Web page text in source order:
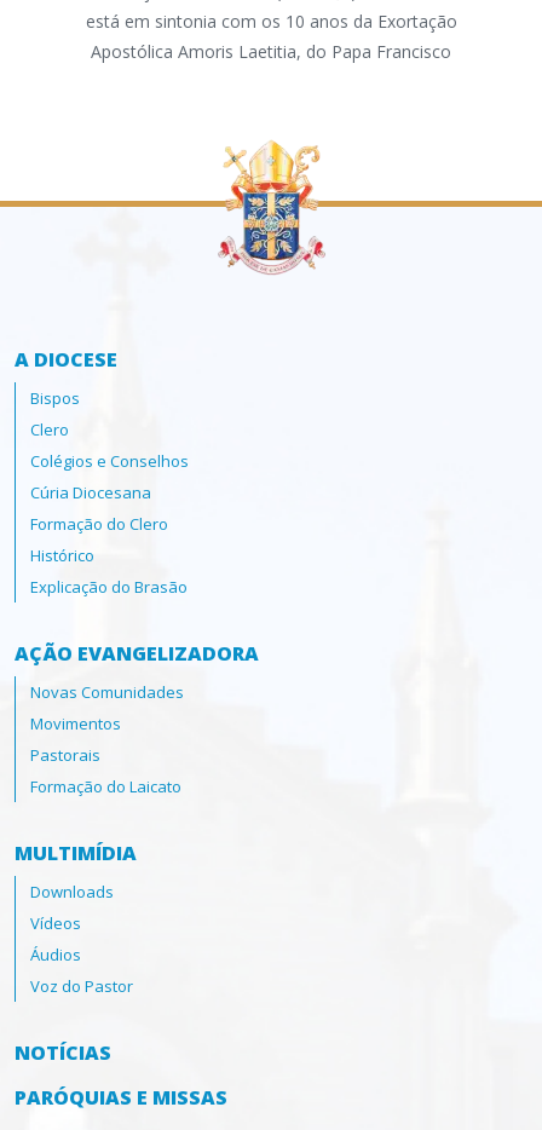
está em sintonia com os 10 anos da Exortação
Apostólica Amoris Laetitia, do Papa Francisco
A DIOCESE
Bispos
Clero
Colégios e Conselhos
Cúria Diocesana
Formação do Clero
Histórico
Explicação do Brasão
AÇÃO EVANGELIZADORA
Novas Comunidades
Movimentos
Pastorais
Formação do Laicato
MULTIMÍDIA
Downloads
Vídeos
Áudios
Voz do Pastor
NOTÍCIAS
PARÓQUIAS E MISSAS